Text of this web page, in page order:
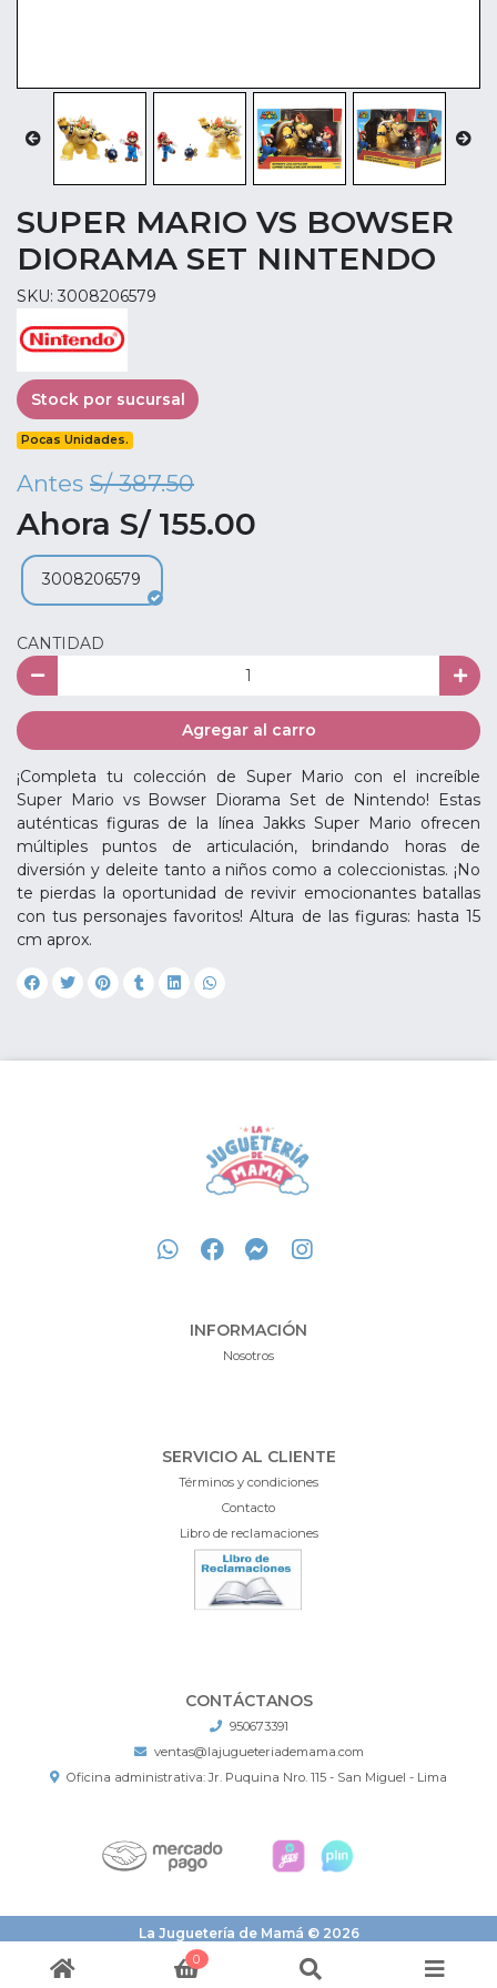
SUPER MARIO VS BOWSER
DIORAMA SET NINTENDO
SKU: 3008206579
Stock por sucursal
Pocas Unidades.
Antes S/ 387.50
Ahora S/ 155.00
3008206579
CANTIDAD
Agregar al carro
¡Completa tu colección de Super Mario con el increíble
Super Mario vs Bowser Diorama Set de Nintendo! Estas
auténticas figuras de la línea Jakks Super Mario ofrecen
múltiples puntos de articulación, brindando horas de
diversión y deleite tanto a niños como a coleccionistas. ¡No
te pierdas la oportunidad de revivir emocionantes batallas
con tus personajes favoritos! Altura de las figuras: hasta 15
cm aprox.
INFORMACIÓN
Nosotros
SERVICIO AL CLIENTE
Términos y condiciones
Contacto
Libro de reclamaciones
CONTÁCTANOS
950673391
ventas@lajugueteriademama.com
Oficina administrativa: Jr. Puquina Nro. 115 - San Miguel - Lima
La Juguetería de Mamá © 2026
¿Te gusta mi tienda? Yo vendo con
0